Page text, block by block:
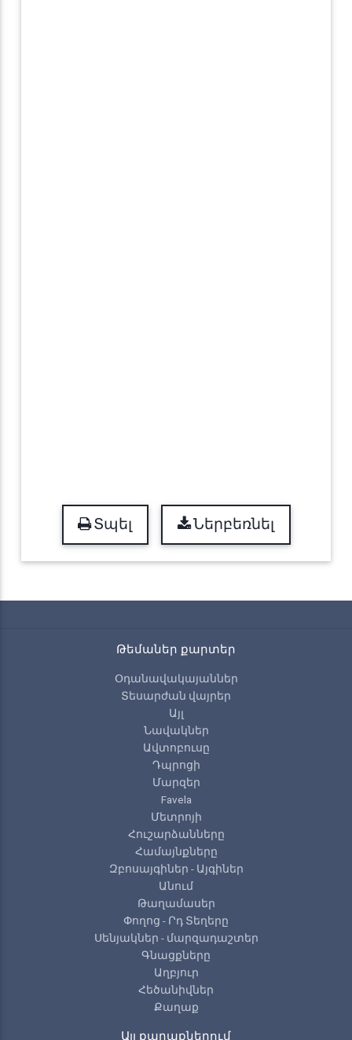
Տպել Ներբեռնել
Թեմաներ քարտեր
Օդանավակայաններ
Տեսարժան վայրեր
Այլ
Նավակներ
Ավտոբուսը
Դպրոցի
Մարզեր
Favela
Մետրոյի
Հուշարձանները
Համայնքները
Զբոսայգիներ - Այգիներ
Անում
Թաղամասեր
Փողոց - Րդ Տեղերը
Սենյակներ - մարզադաշտեր
Գնացքները
Աղբյուր
Հեծանիվներ
Քաղաք
Այլ քաղաքներում